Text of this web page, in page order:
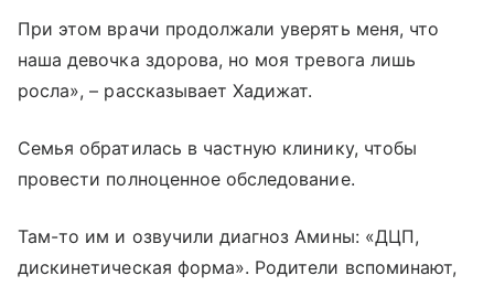
При этом врачи продолжали уверять меня, что
наша девочка здорова, но моя тревога лишь
росла», – рассказывает Хадижат.
Семья обратилась в частную клинику, чтобы
провести полноценное обследование.
Там-то им и озвучили диагноз Амины: «ДЦП,
дискинетическая форма». Родители вспоминают,